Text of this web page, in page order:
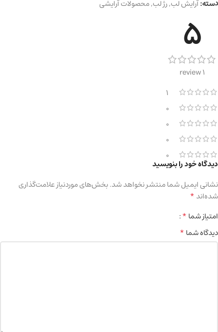
دسته:آرایش لب,رژ لب,محصولات آرایشی
5
1 review
1
0
0
0
0
دیدگاه خود را بنویسید
نشانی ایمیل شما منتشر نخواهد شد.بخش‌های موردنیاز علامت‌گذاری
شده‌اند*
امتیاز شما*
دیدگاه شما*